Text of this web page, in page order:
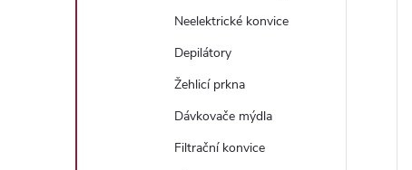
Neelektrické konvice
Depilátory
Žehlicí prkna
Dávkovače mýdla
Filtrační konvice